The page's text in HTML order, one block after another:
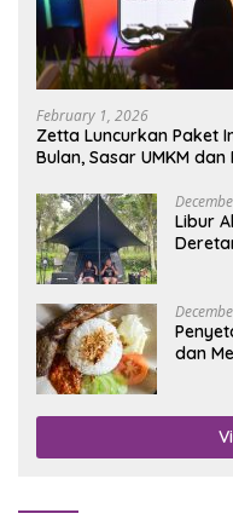
February 1, 2026
Zetta Luncurkan Paket
Bulan, Sasar UMKM
Libur
dan